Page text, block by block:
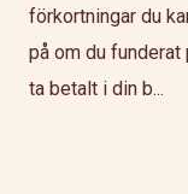
förkortningar du
på om du funderat
ta betalt i din b...